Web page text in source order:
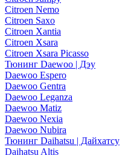
Citroen Nemo
Citroen Saxo
Citroen Xantia
Citroen Xsara
Citroen Xsara Picasso
Тюнинг Daewoo | Дэу
Daewoo Espero
Daewoo Gentra
Daewoo Leganza
Daewoo Matiz
Daewoo Nexia
Daewoo Nubira
Тюнинг Daihatsu | Дайхатсу
Daihatsu Altis